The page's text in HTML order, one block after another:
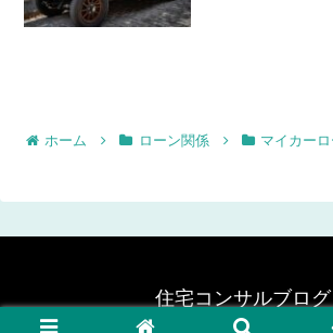
ホーム ローン関係 マイカー
住宅コンサルブログ